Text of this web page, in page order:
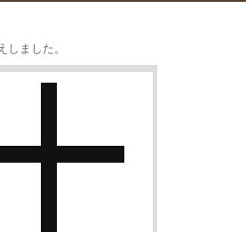
ました。